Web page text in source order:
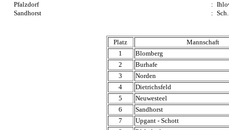
Pfalzdorf
:
Sandhorst
:
Platz
Mannschaft
1
Blomberg
2
Burhafe
3
Norden
4
Dietrichsfeld
5
Neuwesteel
6
Sandhorst
7
Upgant - Schott